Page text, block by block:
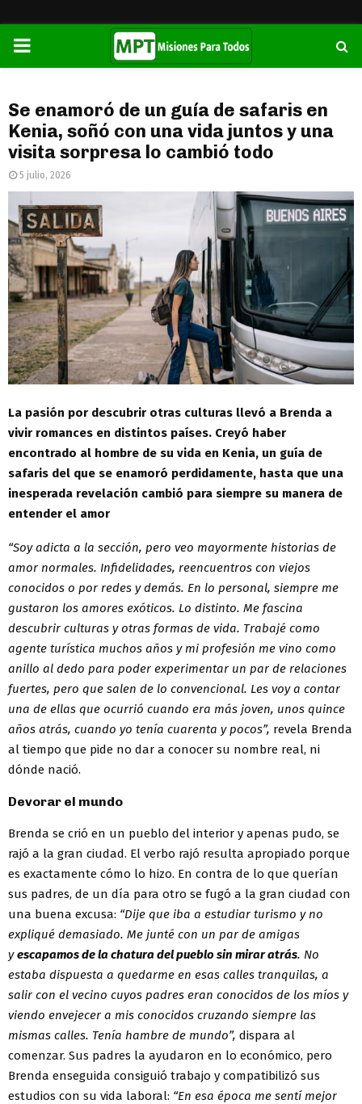
PRIMARY
Se enamoró de un guía de safaris en
Kenia, soñó con una vida juntos y una
visita sorpresa lo cambió todo
5 julio, 2026
La pasión por descubrir otras culturas llevó a Brenda a
vivir romances en distintos países. Creyó haber
encontrado al hombre de su vida en Kenia, un guía de
safaris del que se enamoró perdidamente, hasta que una
inesperada revelación cambió para siempre su manera de
entender el amor
“Soy adicta a la sección, pero veo mayormente historias de
amor normales. Infidelidades, reencuentros con viejos
conocidos o por redes y demás. En lo personal, siempre me
gustaron los amores exóticos. Lo distinto. Me fascina
descubrir culturas y otras formas de vida. Trabajé como
agente turística muchos años y mi profesión me vino como
anillo al dedo para poder experimentar un par de relaciones
fuertes, pero que salen de lo convencional. Les voy a contar
una de ellas que ocurrió cuando era más joven, unos quince
años atrás, cuando yo tenía cuarenta y pocos”, revela Brenda
al tiempo que pide no dar a conocer su nombre real, ni
dónde nació.
Devorar el mundo
Brenda se crió en un pueblo del interior y apenas pudo, se
rajó a la gran ciudad. El verbo rajó resulta apropiado porque
es exactamente cómo lo hizo. En contra de lo que querían
sus padres, de un día para otro se fugó a la gran ciudad con
una buena excusa: “Dije que iba a estudiar turismo y no
expliqué demasiado. Me junté con un par de amigas
yescapamos de la chatura del pueblo sin mirar atrás. No
estaba dispuesta a quedarme en esas calles tranquilas, a
salir con el vecino cuyos padres eran conocidos de los míos y
viendo envejecer a mis conocidos cruzando siempre las
mismas calles. Tenía hambre de mundo”, dispara al
comenzar. Sus padres la ayudaron en lo económico, pero
Brenda enseguida consiguió trabajo y compatibilizó sus
estudios con su vida laboral: “En esa época me sentí mejor